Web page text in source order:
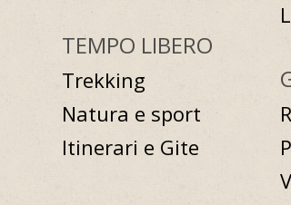
TEMPO LIBERO
Trekking
Natura e sport
Itinerari e Gite